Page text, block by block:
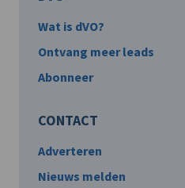
Wat is dVO?
Ontvang meer leads
Abonneer
CONTACT
Adverteren
Nieuws melden